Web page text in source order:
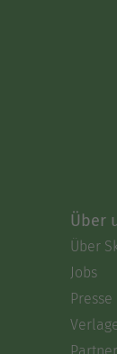
Über
Über
Jobs
Presse